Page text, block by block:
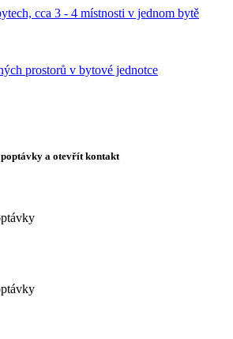
cca 3 - 4 místnosti v jednom bytě
prostorů v bytové jednotce
a otevřít kontakt